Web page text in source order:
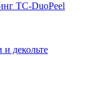
TC-DuoPeel
декольте